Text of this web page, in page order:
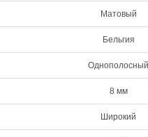
Матовый
Бельгия
Однополосный
8 мм
Широкий